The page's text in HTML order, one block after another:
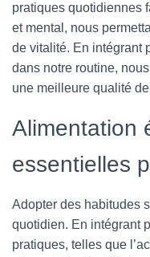
pratiques quotidiennes
et mental, nous
de vitalité. En intégrant
dans notre routine,
une meilleure qualité
Alimentation
essentielles
Adopter des habitudes
quotidien. En intégrant
pratiques, telles que